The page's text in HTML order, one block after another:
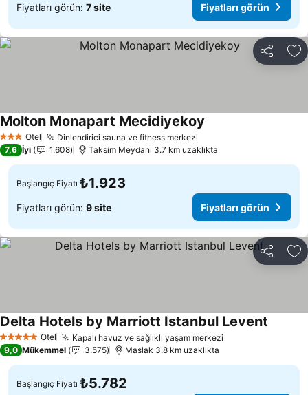
Fiyatları görün: 7 site Fiyatları görün
Paylaş
3 YıldızOtel Dinlendirici sauna ve fitness merkezi
Molton Monapart Mecidiyekoy
7,6 İyi 1.608 Taksim Meydanı 3.7 km uzaklıkta
Başlangıç Fiyatı ₺1.923
Fiyatları görün: 9 site Fiyatları görün
Paylaş
5 Yıldız Otel Kapalı havuz ve sağlıklı yaşam merkezi
Delta Hotels by Marriott Istanbul Levent
9,0 Mükemmel 3.575 Maslak 3.8 km uzaklıkta
Başlangıç Fiyatı ₺5.782